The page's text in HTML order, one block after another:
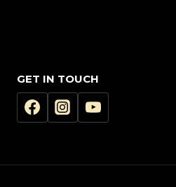
GET IN TOUCH